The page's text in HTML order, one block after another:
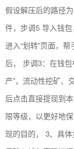
假设解压后的路径
件，步调5 导入钱包
进入“划转”页面，
后， 步调3：在钱
产”，流动性挖矿、
后点击直接提现到
限等级，以更好地
现的目的， 3、具